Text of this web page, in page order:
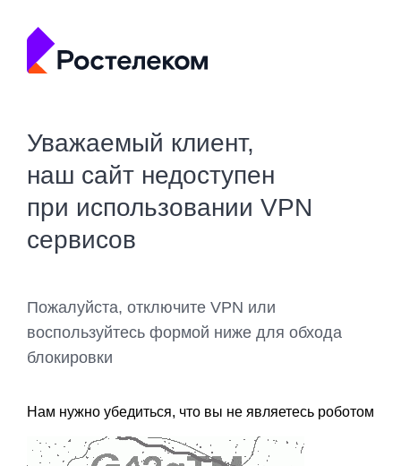
Уважаемый клиент,
наш сайт недоступен
при использовании VPN
сервисов
Пожалуйста, отключите VPN или
воспользуйтесь формой ниже для обхода
блокировки
Нам нужно убедиться, что вы не являетесь роботом